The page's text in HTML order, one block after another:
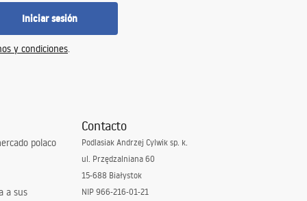
Iniciar sesión
y condiciones.
polaco
a sus
Contacto
Podlasiak Andrzej Cylwik sp. k.
ul. Przędzalniana 60
15-688 Białystok
NIP 966-216-01-21